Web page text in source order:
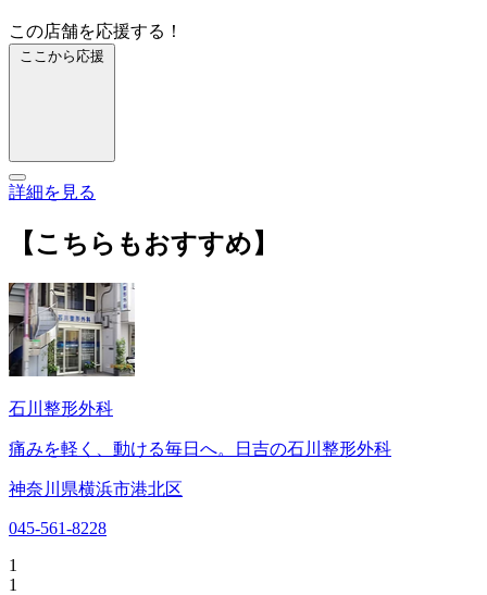
この店舗を応援する！
ここから応援
詳細を見る
【こちらもおすすめ】
石川整形外科
痛みを軽く、動ける毎日へ。日吉の石川整形外科
神奈川県横浜市港北区
045-561-8228
1
1